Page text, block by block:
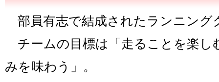
部員有志で結成されたランニング
チームの目標は「走ることを楽し
みを味わう」。